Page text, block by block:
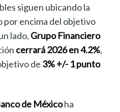
siguen ubicando la
por encima del objetivo
lado, Grupo Financiero
cerrará 2026 en 4.2%,
de 3% +/- 1 punto
de Méxicoha